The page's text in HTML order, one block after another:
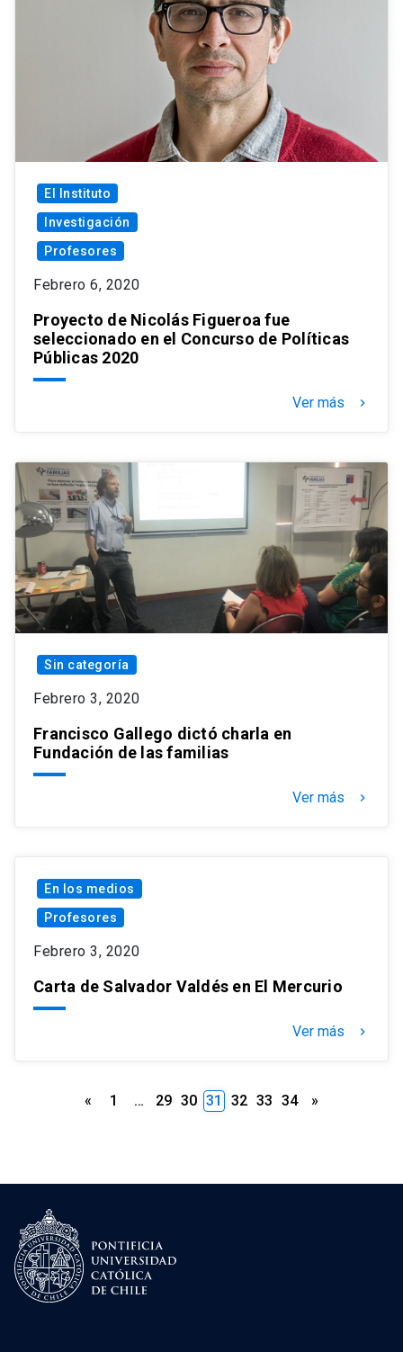
El Instituto
Investigación
Profesores
Febrero 6, 2020
Proyecto de Nicolás Figueroa fue
seleccionado en el Concurso de Políticas
Públicas 2020
Ver más keyboard_arrow_right
Sin categoría
Febrero 3, 2020
Francisco Gallego dictó charla en
Fundación de las familias
Ver más keyboard_arrow_right
En los medios
Profesores
Febrero 3, 2020
Carta de Salvador Valdés en El Mercurio
Ver más keyboard_arrow_right
Paginación
« 1 … 29 30 31 32 33 34 »